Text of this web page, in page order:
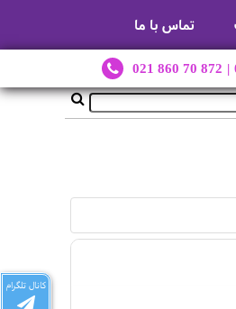
تماس با ما
021 860 70 872 |
کانال تلگرام